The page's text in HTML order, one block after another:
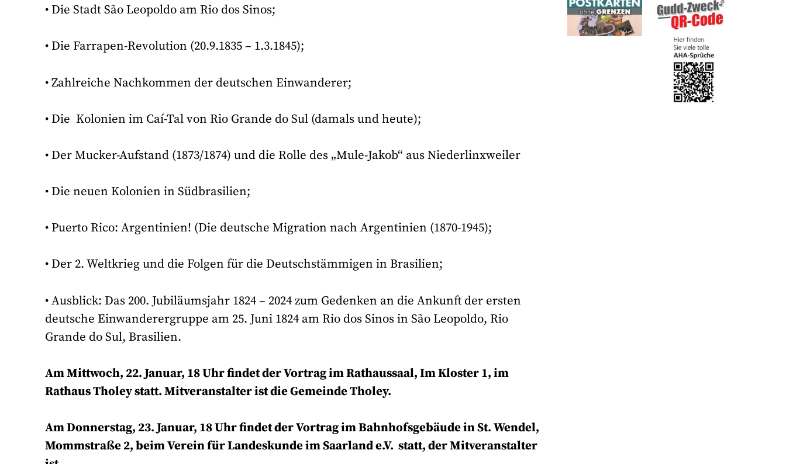
• Die Stadt São Leopoldo am Rio dos Sinos;
• Die Farrapen-Revolution (20.9.1835 – 1.3.1845);
• Zahlreiche Nachkommen der deutschen Einwanderer;
• Die Kolonien im Caí-Tal von Rio Grande do Sul (damals und heute);
• Der Mucker-Aufstand (1873/1874) und die Rolle des „Mule-Jakob“ aus Niederlinxweiler
• Die neuen Kolonien in Südbrasilien;
• Puerto Rico: Argentinien! (Die deutsche Migration nach Argentinien (1870-1945);
• Der 2. Weltkrieg und die Folgen für die Deutschstämmigen in Brasilien;
• Ausblick: Das 200. Jubiläumsjahr 1824 – 2024 zum Gedenken an die Ankunft der ersten
deutsche Einwanderergruppe am 25. Juni 1824 am Rio dos Sinos in São Leopoldo, Rio
Grande do Sul, Brasilien.
Am Mittwoch, 22. Januar, 18 Uhr findet der Vortrag im Rathaussaal, Im Kloster 1, im
Rathaus Tholey statt. Mitveranstalter ist die Gemeinde Tholey.
Am Donnerstag, 23. Januar, 18 Uhr findet der Vortrag im Bahnhofsgebäude in St. Wendel,
Mommstraße 2, beim Verein für Landeskunde im Saarland e.V. statt, der Mitveranstalter